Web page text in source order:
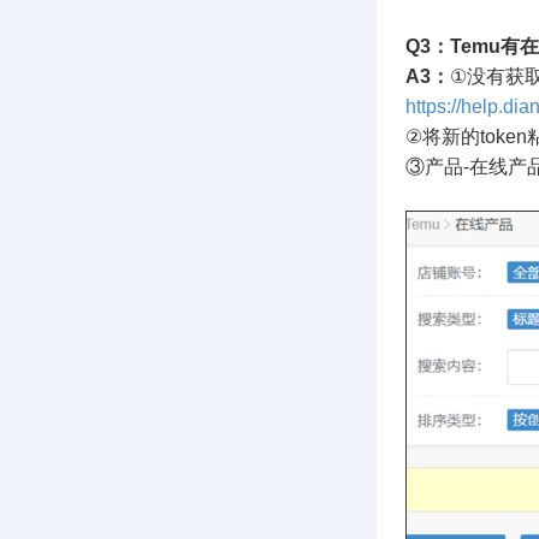
Q3：Temu有
A3： ①没有获
https://
②将新的token
③产品-在线产